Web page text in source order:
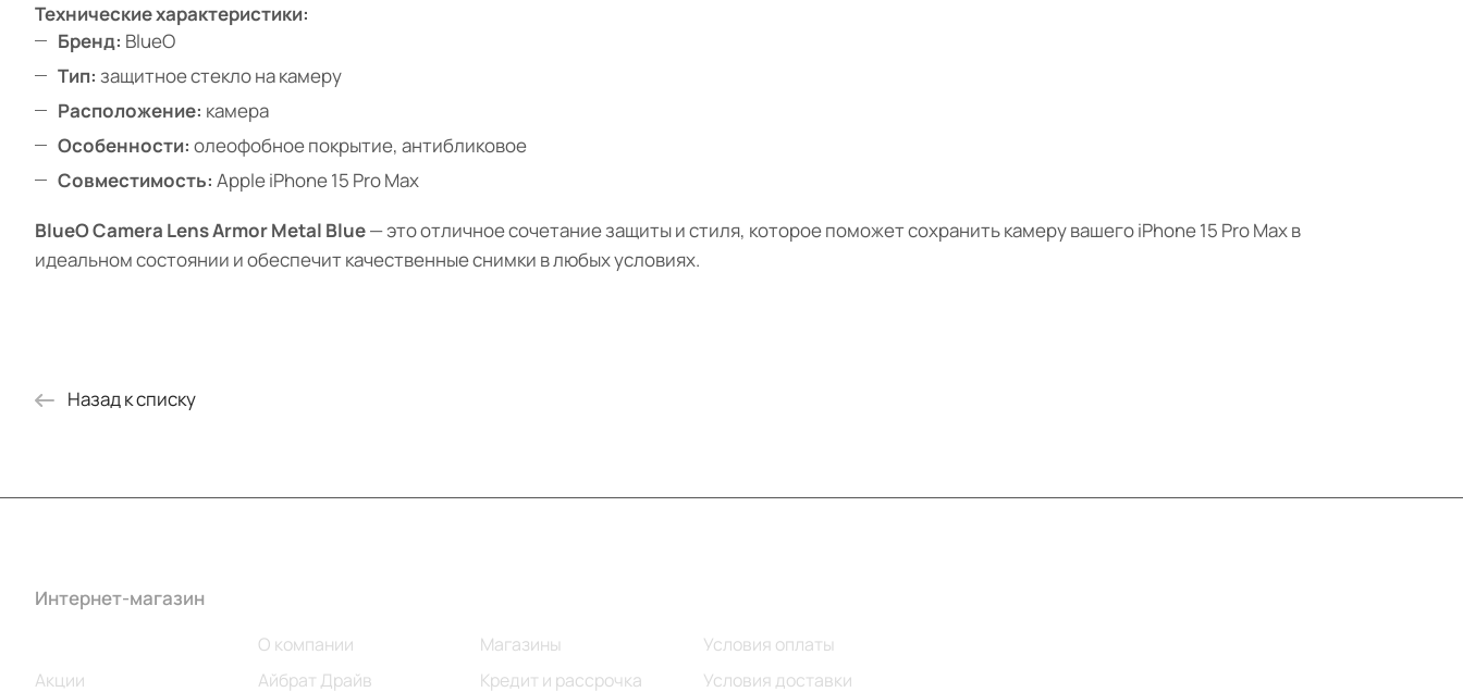
Технические характеристики:
Бренд: BlueO
Тип: защитное стекло на камеру
Расположение: камера
Особенности: олеофобное покрытие, антибликовое
Совместимость: Apple iPhone 15 Pro Max
BlueO Camera Lens Armor Metal Blue— это отличное сочетание защиты и стиля, которое поможет сохранить камеру вашего iPhone 15 Pro Max в
идеальном состоянии и обеспечит качественные снимки в любых условиях.
Назад к списку
Интернет-магазин
Акции
О компании
Айбрат Драйв
Магазины
Кредит и рассрочка
Условия оплаты
Условия доставки